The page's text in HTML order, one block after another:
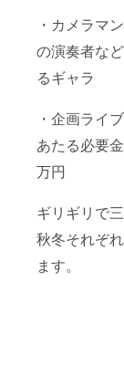
・カメラマ
の演奏者な
るギャラ
・企画ライ
あたる必要
万円
ギリギリで
秋冬それぞ
ます。